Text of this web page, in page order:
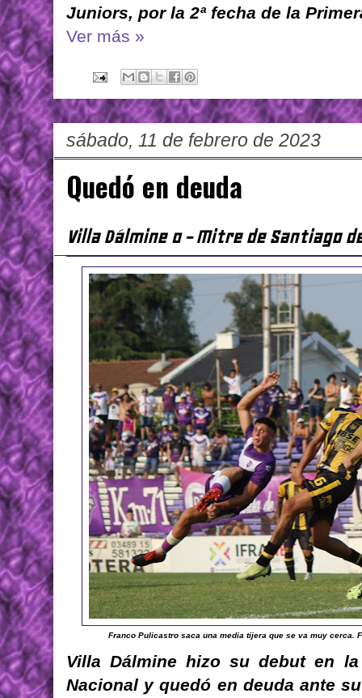
Juniors, por la 2ª fecha de la
Ver más »
sábado, 11 de febrero de 2023
Quedó en deuda
Villa Dálmine 0 - Mitre de Santiago
Franco Pulicastro saca una media tijera que se va muy cerca.
Villa Dálmine hizo su debut en
Nacional y quedó en deuda ante